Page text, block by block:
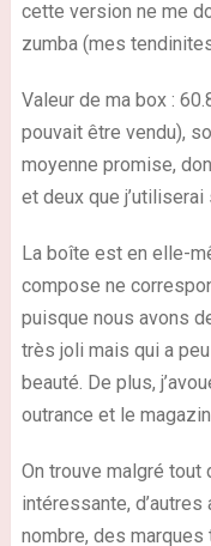
cette version ne me
zumba (mes
Valeur de ma box :
pouvait être vendu),
moyenne promise,
et deux que j’utiliserai
La boîte est en elle-
compose ne
puisque nous avons
très joli mais qui a
beauté. De plus,
outrance et le
On trouve malgré
intéressante,
nombre, des